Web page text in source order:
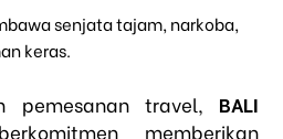
senjata tajam, narkoba,
keras.
pemesanan travel, BALI
memberikan